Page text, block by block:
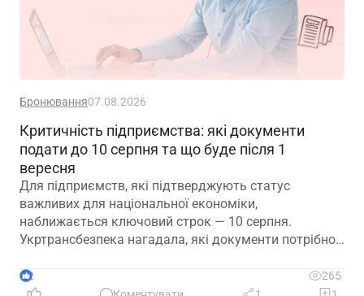
Бронювання07.08.2026
Критичність підприємства: які документи
подати до 10 серпня та що буде після 1
вересня
Для підприємств, які підтверджують статус
важливих для національної економіки,
наближається ключовий строк — 10 серпня.
Укртрансбезпека нагадала, які документи потрібно
що очікує на компанії, які не встигнуть підтвердити
свій статус
2
265